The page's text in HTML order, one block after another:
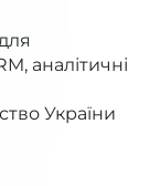
аналітичні
України